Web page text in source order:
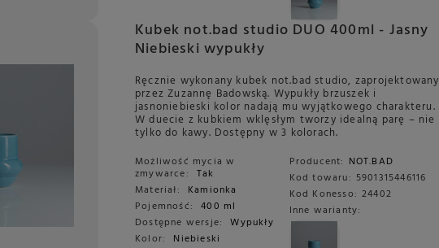
Kubek not.bad studio DUO 400ml - Jasny
Niebieski wypukły
Ręcznie wykonany kubek not.bad studio, zaprojektowany
przez Zuzannę Badowską. Wypukły brzuszek i
jasnoniebieski kolor nadają mu wyjątkowego charakteru.
W duecie z kubkiem wklęsłym tworzy idealną parę – nie
tylko do kawy. Dostępny w 3 kolorach.
Możliwość mycia w
zmywarce: Tak
Materiał: Kamionka
Pojemność: 400 ml
Dostępne wersje: Wypukły
Kolor: Niebieski
Producent: NOT.BAD
Kod towaru: 5901315446116
Kod Konesso: 24402
Inne warianty: